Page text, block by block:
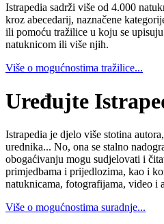
Istrapedia sadrži više od 4.000
kroz abecedarij, naznačene
ili pomoću tražilice u koju se
natuknicom ili više njih.
Više o mogućnostima tražilice...
Uređujte
Istrapedia je djelo više stotina
urednika... No, ona se stalno
obogaćivanju mogu sudjelovati i
primjedbama i prijedlozima, kao i
natuknicama, fotografijama, video i
Više o mogućnostima suradnje...